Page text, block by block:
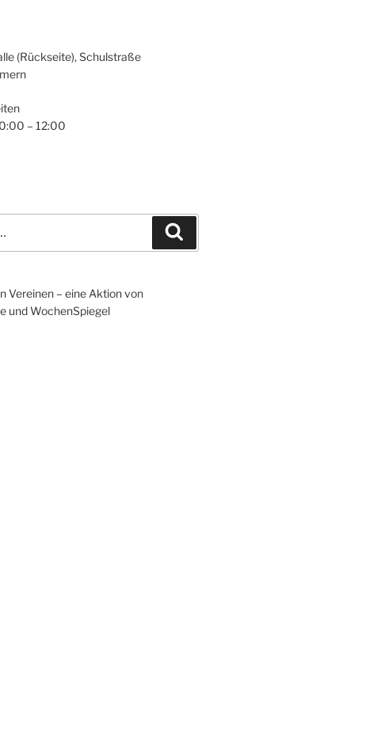
(Rückseite), Schulstraße
– 12:00